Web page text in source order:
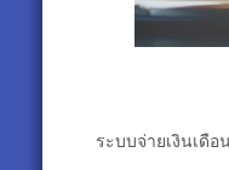
ระบบจ่ายเงินเดื